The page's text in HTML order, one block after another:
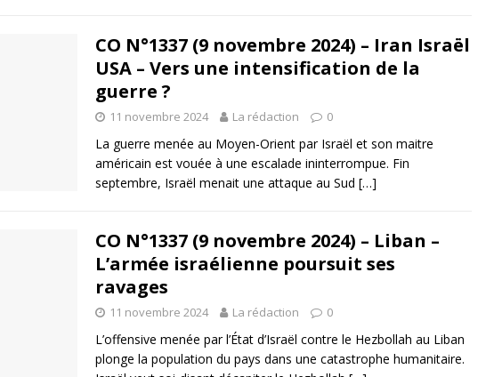
CO N°1337 (9 novembre 2024) – Iran Israël
USA – Vers une intensification de la
guerre ?
11 novembre 2024 La rédaction 0
La guerre menée au Moyen-Orient par Israël et son maitre
américain est vouée à une escalade ininterrompue. Fin
septembre, Israël menait une attaque au Sud […]
CO N°1337 (9 novembre 2024) – Liban –
L’armée israélienne poursuit ses
ravages
11 novembre 2024 La rédaction 0
L’offensive menée par l’État d’Israël contre le Hezbollah au Liban
plonge la population du pays dans une catastrophe humanitaire.